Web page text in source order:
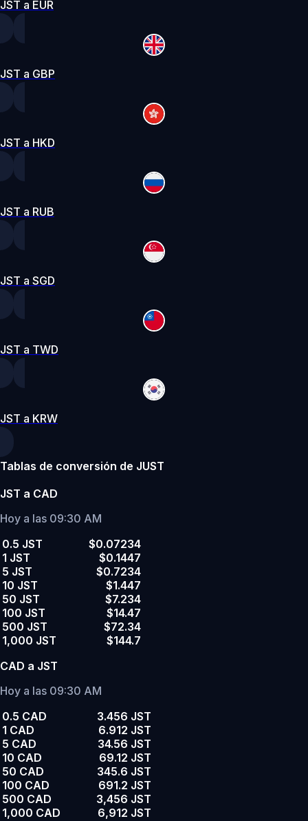
JST a EUR
JST a GBP
JST a HKD
JST a RUB
JST a SGD
JST a TWD
JST a KRW
Tablas de conversión de JUST
JST a CAD
Hoy a las 09:30 AM
0.5 JST
$0.07234
1 JST
$0.1447
5 JST
$0.7234
10 JST
$1.447
50 JST
$7.234
100 JST
$14.47
500 JST
$72.34
1,000 JST
$144.7
CAD a JST
Hoy a las 09:30 AM
0.5 CAD
3.456 JST
1 CAD
6.912 JST
5 CAD
34.56 JST
10 CAD
69.12 JST
50 CAD
345.6 JST
100 CAD
691.2 JST
500 CAD
3,456 JST
1,000 CAD
6,912 JST